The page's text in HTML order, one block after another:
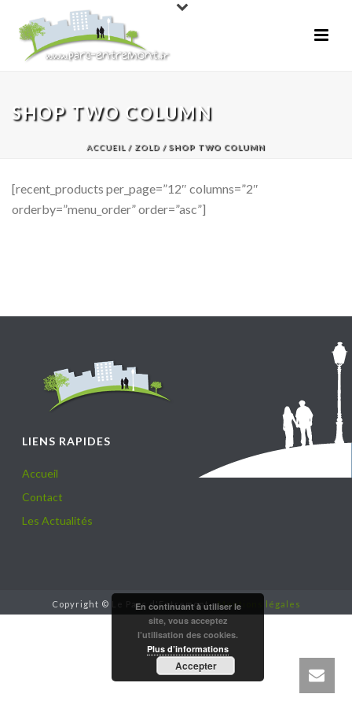
SHOP TWO COLUMN
ACCUEIL / ZOLD / SHOP TWO COLUMN
[recent_products per_page=”12″ columns=”2″
orderby=”menu_order” order=”asc”]
LIENS RAPIDES
Accueil
Contact
Les Actualités
Copyright © Le Parc d'Entremont -Mentions légales
En continuant à utiliser le
site, vous acceptez
l’utilisation des cookies.
Plus d’informations
Accepter